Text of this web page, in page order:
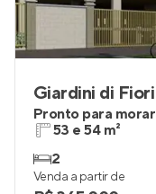
Giardini di Fiori
Pronto para morar
53 e 54 m²
2
Venda a partir de